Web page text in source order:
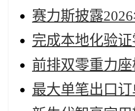
赛力斯披露
完成本地化验
前排双零重力
最大单笔出口